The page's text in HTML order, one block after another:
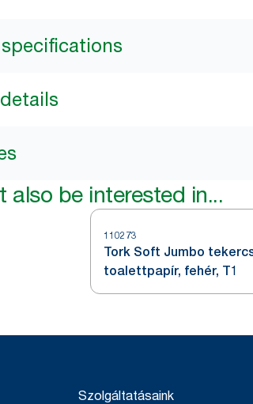
also be interested in...
110273
Tork Soft Jumbo
toalettpapír, fehér, T1
Szolgáltatásaink